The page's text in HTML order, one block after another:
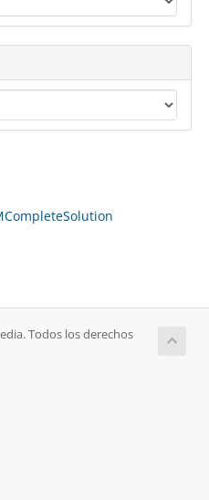
Todos los derechos